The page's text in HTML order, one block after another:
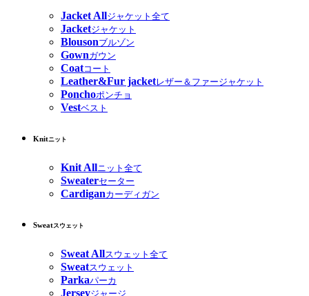
Jacket Allジャケット全て
Jacketジャケット
Blousonブルゾン
Gownガウン
Coatコート
Leather&Fur jacketレザー＆ファージャケット
Ponchoポンチョ
Vestベスト
Knitニット
Knit Allニット全て
Sweaterセーター
Cardiganカーディガン
Sweatスウェット
Sweat Allスウェット全て
Sweatスウェット
Parkaパーカ
Jerseyジャージ